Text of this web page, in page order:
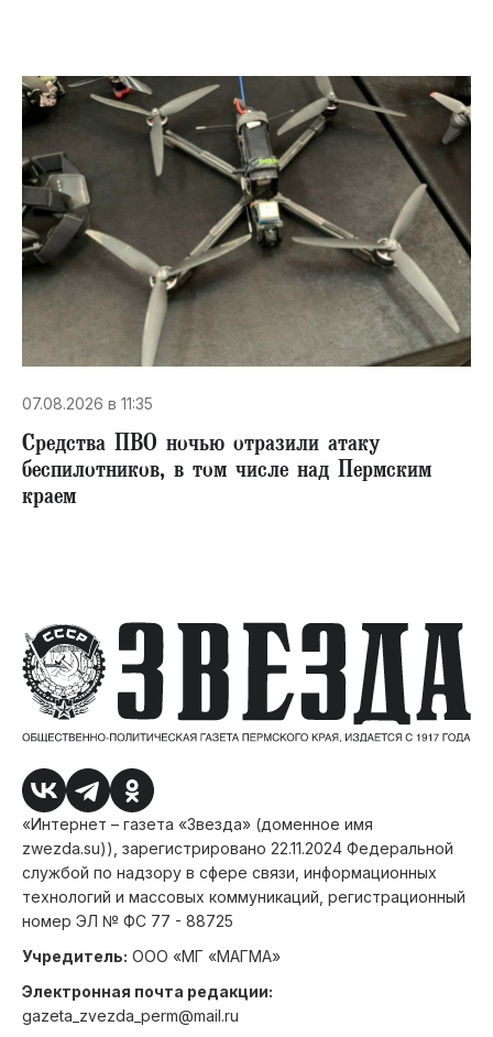
07.08.2026 в 11:35
Средства ПВО ночью отразили атаку
беспилотников, в том числе над Пермским
краем
«Интернет – газета «Звезда» (доменное имя
zwezda.su)), зарегистрировано 22.11.2024 Федеральной
службой по надзору в сфере связи, информационных
технологий и массовых коммуникаций, регистрационный
номер ЭЛ № ФС 77 - 88725
Учредитель: ООО «МГ «МАГМА»
Электронная почта редакции:
gazeta_zvezda_perm@mail.ru